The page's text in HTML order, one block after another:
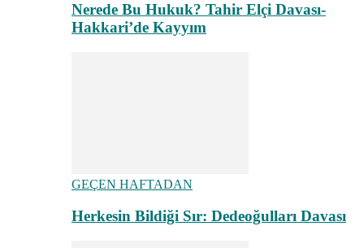
Nerede Bu Hukuk? Tahir Elçi Davası-
Hakkari’de Kayyım
GEÇEN HAFTADAN
Herkesin Bildiği Sır: Dedeoğulları Davası